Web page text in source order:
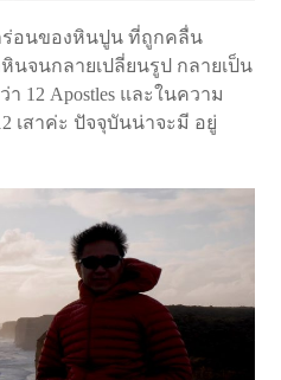
ร่อนของหินปูน ที่ถูกคลื่น
นจนกลายเปลี่ยนรูป กลายเป็น
12 Apostles และในความ
เสาค่ะ ปัจจุบันน่าจะมี อยู่